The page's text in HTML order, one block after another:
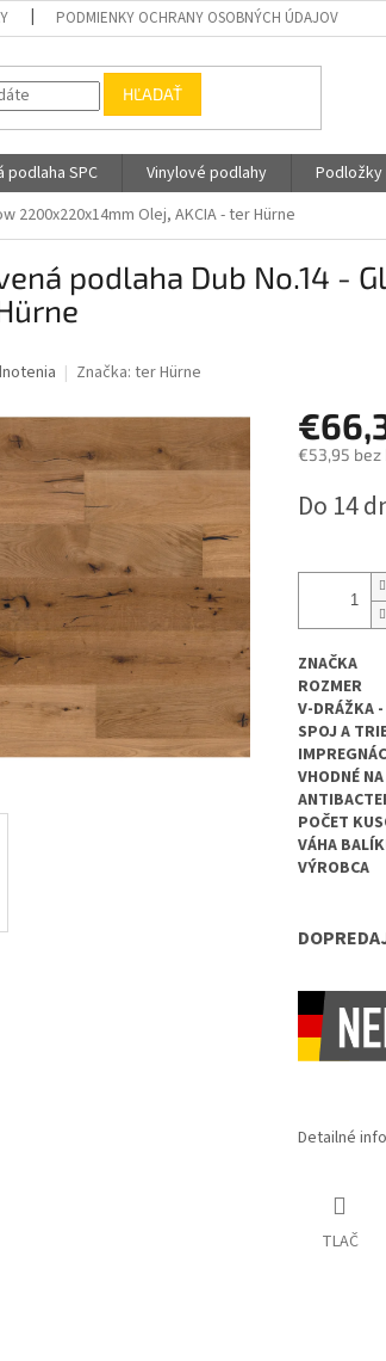
PODMIENKY OCHRANY OSOBNÝCH ÚDAJOV
HĽADAŤ
SPC Vinylové podlahy
2200x220x14mm Olej, AKCIA - ter Hürne
podlaha Dub No.14 -
Značka: ter Hürne
€53,95 bez
cena:
Do 14
ZNAČKA
ROZMER
V-DRÁŽKA
SPOJ A
VHODNÉ
POČET
VÁHA
VÝROBCA
Detailné
TLAČ